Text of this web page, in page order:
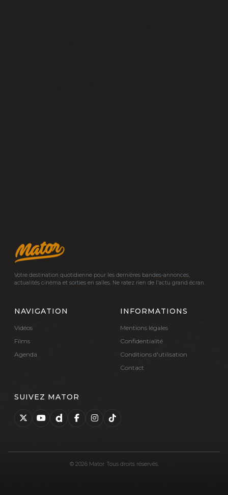
Votre destination quotidienne pour les dernières bandes-annonces,
actualités cinéma et sorties en salles. Ne ratez rien de l'actu grand écran.
NAVIGATION
Vidéos
Films
Agenda
INFORMATIONS
Mentions légales
Confidentialité
Conditions d'utilisation
Contact
SUIVEZ MATOR
© 2026 Mator. Tous droits réservés.